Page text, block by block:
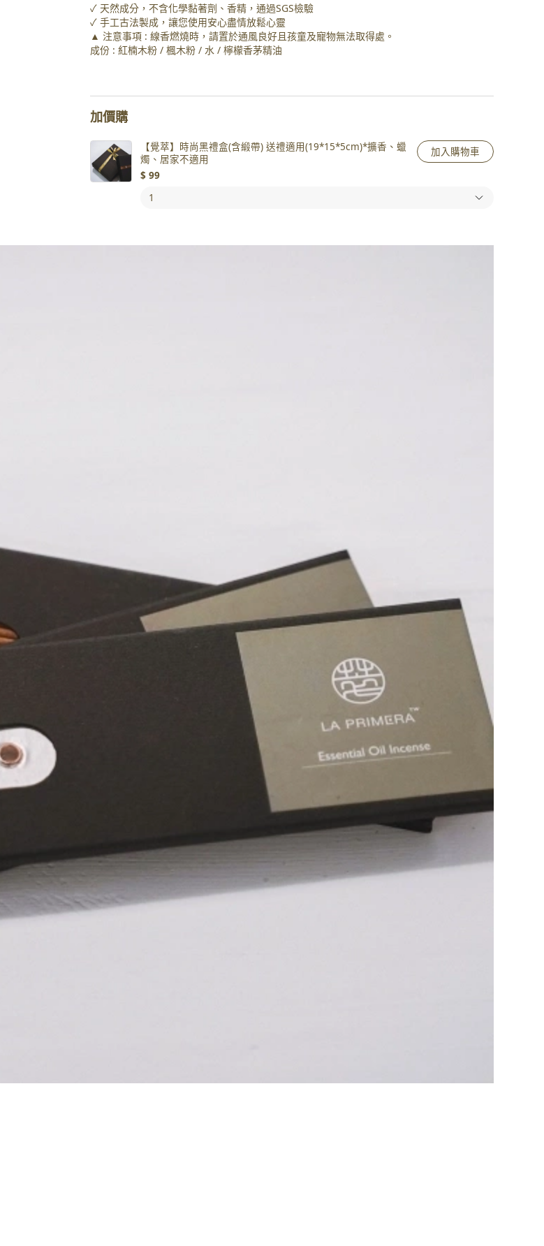
✓ 天然成分，不含化學黏著劑、香精，通過SGS檢驗
✓ 手工古法製成，讓您使用安心盡情放鬆心靈
▲ 注意事項 : 線香燃燒時，請置於通風良好且孩童及寵物無法取得處。
成份 : 紅楠木粉 / 楓木粉 / 水 / 檸檬香茅精油
加價購
【覺萃】時尚黑禮盒(含緞帶) 送禮適用(19*15*5cm)*擴香、蠟
燭、居家不適用
$ 99
加入購物車